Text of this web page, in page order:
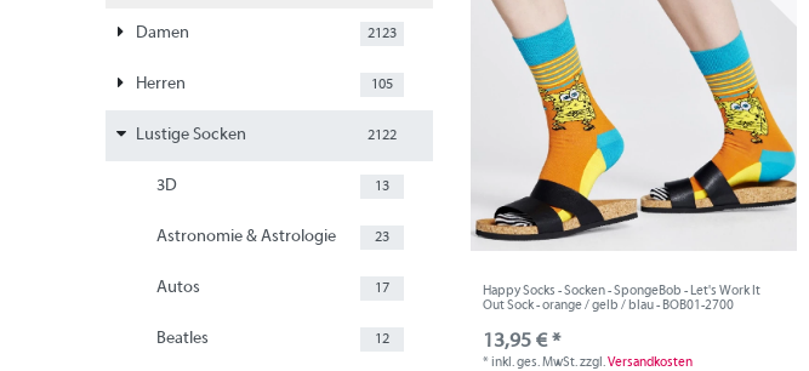
Damen 2123
Herren 105
Lustige Socken 2122
3D 13
Astronomie & Astrologie 23
Autos 17
Beatles 12
Happy Socks - Socken - SpongeBob - Let's Work It
Out Sock - orange / gelb / blau - BOB01-2700
13,95 € *
*inkl. ges. MwSt.zzgl.Versandkosten